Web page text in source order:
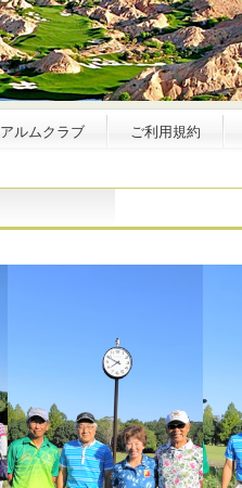
アルムクラブ ご利用規約